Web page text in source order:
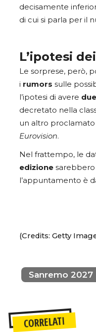
decisamente
di cui si parla per il
L’ipotesi
Le sorprese, però,
i rumors sulle
l’ipotesi di avere due
decretato nella
un altro proclamato
Eurovision.
Nel frattempo, le
edizione sarebbero
l’appuntamento è
(Credits: Getty
Sanremo 2027
CORRELATI